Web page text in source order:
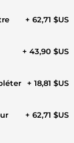
+ 62,71 $US
+ 43,90 $US
+ 18,81 $US
+ 62,71 $US